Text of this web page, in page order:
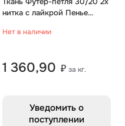
нитка с лайкрой Пенье
Нет в наличии
1 360,90 ₽ за кг.
Уведомить о
поступлении